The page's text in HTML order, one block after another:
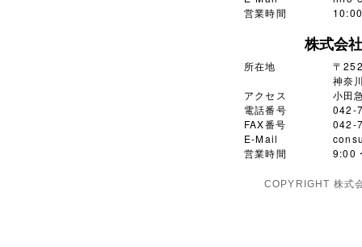
営業時間
株式会
所在地
〒
神奈
アクセス
小田
電話番号
042-
FAX番号
042-
E-Mail
営業時間
9:00
COPYRIGHT 株式